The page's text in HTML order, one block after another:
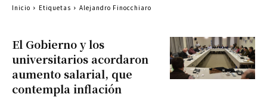
El Gobierno y los
universitarios acordaron
aumento salarial, que
contempla inflación
Inicio Etiquetas Alejandro Finocchiaro